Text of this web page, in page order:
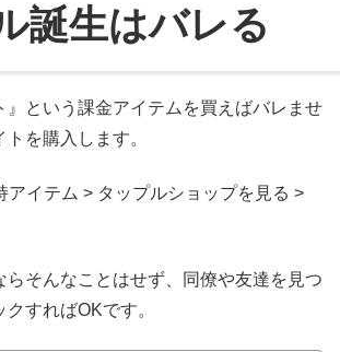
誕生はバレる
』という課金アイテムを買えばバレませ
を購入します。
アイテム > タップルショップを見る >
らそんなことはせず、同僚や友達を見つ
すればOKです。